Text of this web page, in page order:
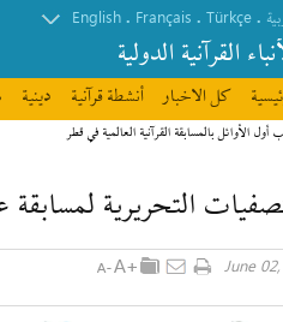
.
Türkçe
.
Français
.
English
القرآنیة الدولیة
كل الاخبار أنشطة قرآنیة دينية
الأوائل بالمسابقة القرآنية العالمية في قطر
التحريرية لمسابقة